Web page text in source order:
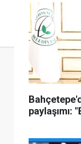
paylaşımı: